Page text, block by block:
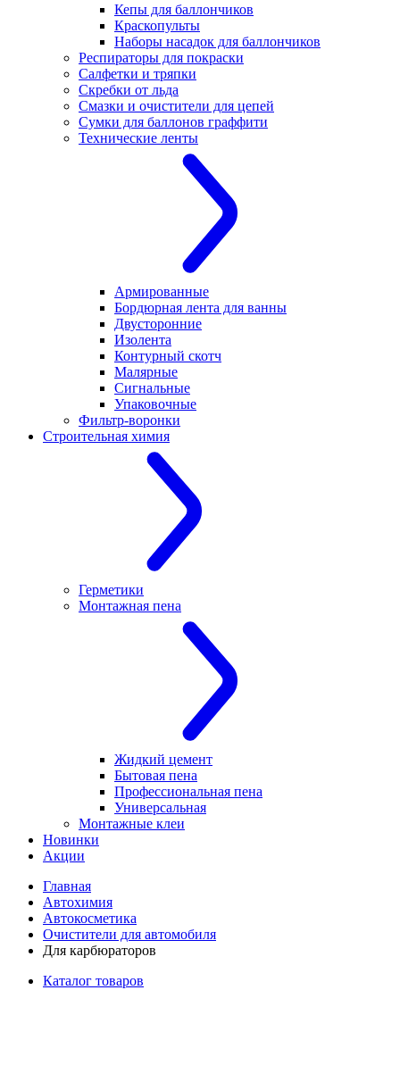
Кепы для баллончиков
Краскопульты
Наборы насадок для баллончиков
Респираторы для покраски
Салфетки и тряпки
Скребки от льда
Смазки и очистители для цепей
Сумки для баллонов граффити
Технические ленты
Армированные
Бордюрная лента для ванны
Двусторонние
Изолента
Контурный скотч
Малярные
Сигнальные
Упаковочные
Фильтр-воронки
Строительная химия
Герметики
Монтажная пена
Жидкий цемент
Бытовая пена
Профессиональная пена
Универсальная
Монтажные клеи
Новинки
Акции
Главная
Автохимия
Автокосметика
Очистители для автомобиля
Для карбюраторов
Каталог товаров